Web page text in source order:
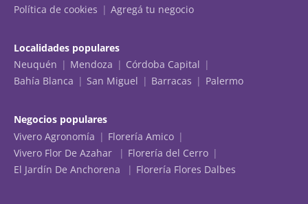
Política de cookies
Agregá tu negocio
Localidades populares
Neuquén
Mendoza
Córdoba Capital
Bahía Blanca
San Miguel Barracas Palermo
Negocios populares
Vivero Agronomía
Florería Amico
Vivero Flor De Azahar
Florería del Cerro
El Jardín De Anchorena
Florería Flores Dalbes